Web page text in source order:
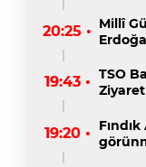
20:25 • Millî
19:43 • TSO
19:20 •
Fındık